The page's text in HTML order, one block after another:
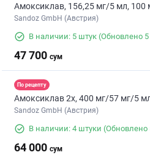
Амоксиклав, 156,25 мг/5 мл, 100
Sandoz GmbH (Австрия)
В наличии: 5 штук (Обновлено
47 700 сум
По рецепту
Амоксиклав 2х, 400 мг/57 мг/5
Sandoz GmbH (Австрия)
В наличии: 4 штуки (Обновлено
64 000 сум